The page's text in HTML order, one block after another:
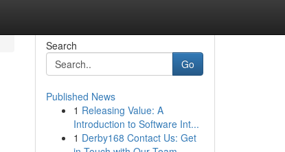
Search
Go
Published News
1 Releasing Value: A
Introduction to Software Int...
1 Derby168 Contact Us: Get